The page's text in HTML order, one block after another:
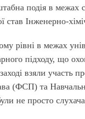
подія в межах
став Інженерно-
рівні в межах
підходу, що
взяли участь
(ФСП) та
не просто